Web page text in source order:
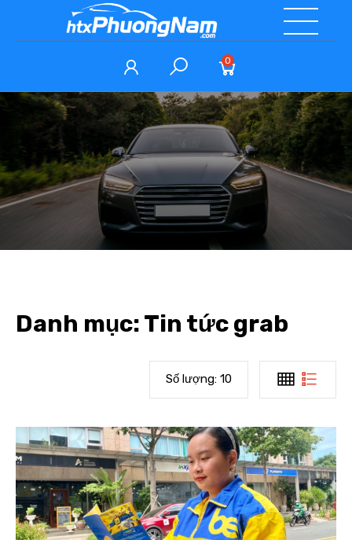
0
Danh mục:Tin tức grab
Số lượng: 10